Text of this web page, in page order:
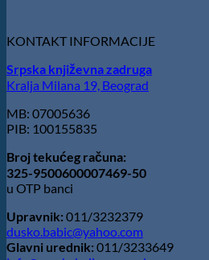
za
KONTAKT INFORMACIJE
Srpska književna zadruga
Kralja Milana 19, Beograd
MB: 07005636
PIB: 100155835
Broj tekućeg računa:
325-9500600007469-50
u OTP banci
Upravnik:011/3232379
dusko.babic@yahoo.com
Glavni urednik:011/3233649